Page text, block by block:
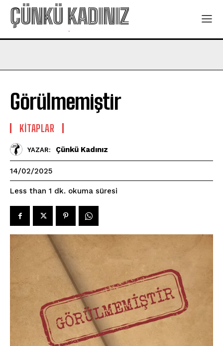
ÇÜNKÜ KADINIZ
-
Görülmemiştir
KITAPLAR
YAZAR: Çünkü Kadınız
14/02/2025
Less than 1 dk. okuma süresi